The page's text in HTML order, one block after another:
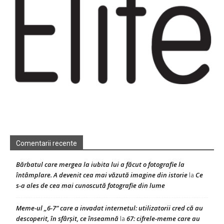
Comentarii recente
Bărbatul care mergea la iubita lui a făcut o fotografie la
întâmplare. A devenit cea mai văzută imagine din istorie la Ce
s-a ales de cea mai cunoscută fotografie din lume
Meme-ul „6-7” care a invadat internetul: utilizatorii cred că au
descoperit, în sfârșit, ce înseamnă la 67: cifrele-meme care au